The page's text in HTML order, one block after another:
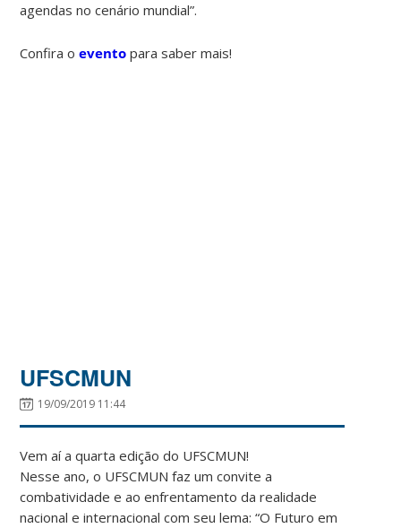
agendas no cenário mundial”.
Confira oevento para saber mais!
UFSCMUN
19/09/2019 11:44
Vem aí a quarta edição do UFSCMUN!
Nesse ano, o UFSCMUN faz um convite a
combatividade e ao enfrentamento da realidade
nacional e internacional com seu lema: “O Futuro em